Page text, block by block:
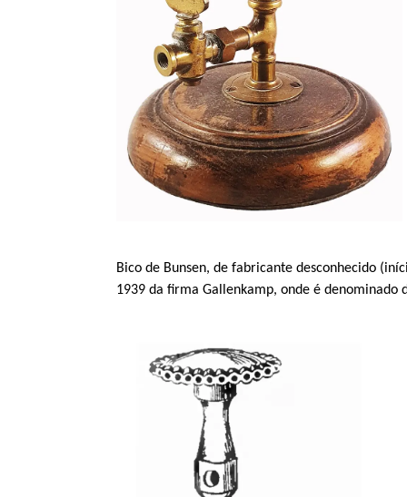
Bico de Bunsen, de fabricante desconhecido
1939 da firmaGallenkamp, onde é denominado